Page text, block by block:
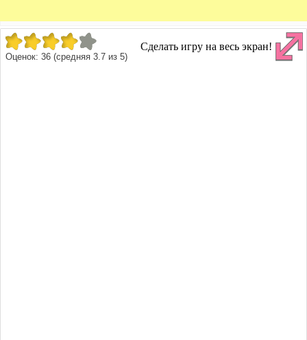
Оценок: 36 (средняя 3.7 из 5)
Сделать игру на весь экран!